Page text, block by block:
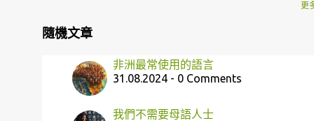
更
隨機文章
非洲最常使用的語言
31.08.2024 - 0 Comments
我們不需要母語人士